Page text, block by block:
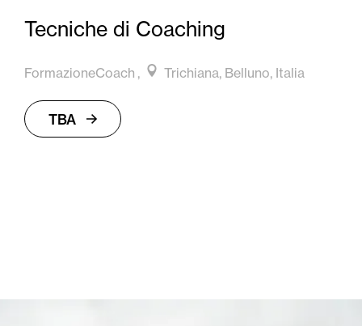
Tecniche di Coaching
FormazioneCoach Trichiana, Belluno, Italia
TBA